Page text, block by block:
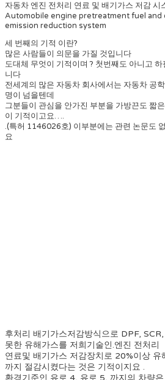
자동차 엔진 전처리 연료 및 배기가스 저감 시
Automobile engine pretreatment fuel and
emission reduction system
세 번째의 기적 이란?
많은 사람들이 의문을 가질 것입니다
도대체 무엇이 기적이며 ? 첫번째도 아니고
니다
전세계의 많은 자동차 회사에서는 자동차 공
명이 넘을텐데
그분들이 관심을 안가진 부분을 가방끈도 짧
이 기적이고요….
.(특허 1146026호) 이부분에는 관련 논문도
요
후처리 배기가스저감방식으로 DPF,
못한 유해가스를 저희기술인.엔진 전처리
연료및 배기가스 저감장치로 20%이상 유
까지 절감시켰다는 것은 기적이지요 .
환경기준인 유로 4, 유로 5, 까지의 차량